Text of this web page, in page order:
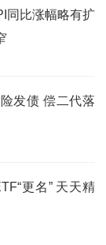
同比涨幅略有扩
发债 偿二代落
更名” 天天精